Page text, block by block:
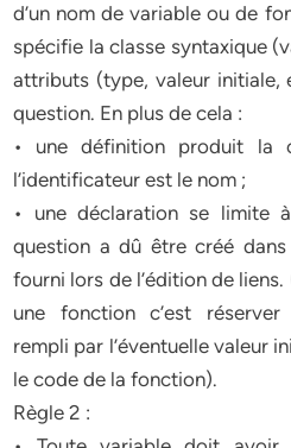
d’un nom de variable ou de
spécifie la classe syntaxique
attributs (type, valeur initiale,
question. En plus de cela :
• une définition produit la
l’identificateur est le nom ;
• une déclaration se limite
question a dû être créé
fourni lors de l’édition de
une fonction c’est réserver
rempli par l’éventuelle valeur
le code de la fonction).
Règle 2 :